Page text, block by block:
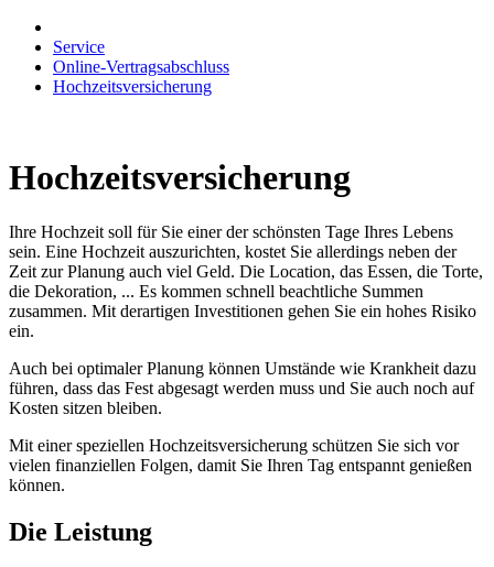
Service
Online-Vertragsabschluss
Hochzeitsversicherung
Hochzeitsversicherung
Ihre Hochzeit soll für Sie einer der schönsten Tage Ihres Lebens
sein. Eine Hochzeit auszurichten, kostet Sie allerdings neben der
Zeit zur Planung auch viel Geld. Die Location, das Essen, die Torte,
die Dekoration, ... Es kommen schnell beachtliche Summen
zusammen. Mit derartigen Investitionen gehen Sie ein hohes Risiko
ein.
Auch bei optimaler Planung können Umstände wie Krankheit dazu
führen, dass das Fest abgesagt werden muss und Sie auch noch auf
Kosten sitzen bleiben.
Mit einer speziellen Hochzeitsversicherung schützen Sie sich vor
vielen finanziellen Folgen, damit Sie Ihren Tag entspannt genießen
können.
Die Leistung